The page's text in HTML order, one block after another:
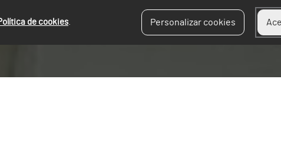
de cookies. Personalizar cookies